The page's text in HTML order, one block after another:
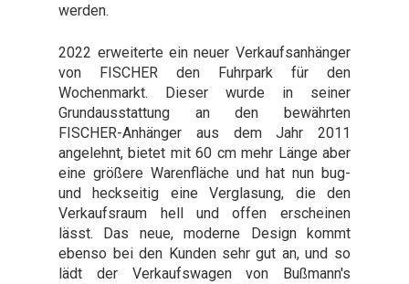
werden.
2022 erweiterte ein neuer Verkaufsanhänger
von FISCHER den Fuhrpark für den
Wochenmarkt. Dieser wurde in seiner
Grundausstattung an den bewährten
FISCHER-Anhänger aus dem Jahr 2011
angelehnt, bietet mit 60 cm mehr Länge aber
eine größere Warenfläche und hat nun bug-
und heckseitig eine Verglasung, die den
Verkaufsraum hell und offen erscheinen
lässt. Das neue, moderne Design kommt
ebenso bei den Kunden sehr gut an, und so
lädt der Verkaufswagen von Bußmann's